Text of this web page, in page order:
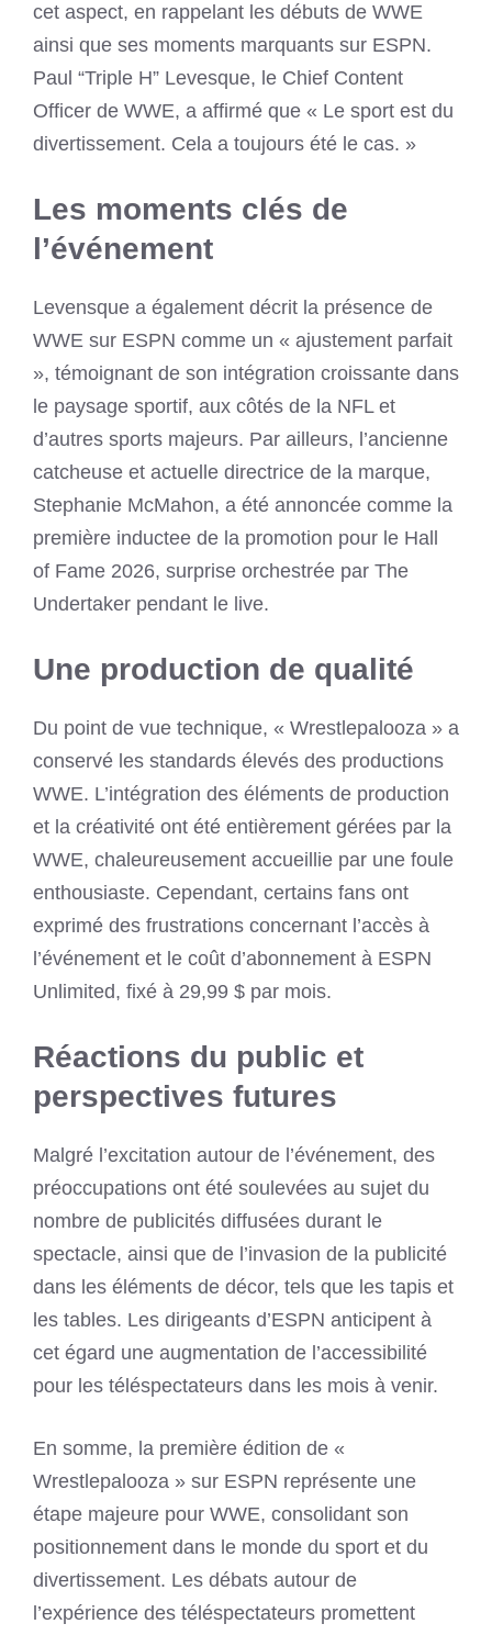
cet aspect, en rappelant les débuts de WWE
ainsi que ses moments marquants sur ESPN.
Paul “Triple H” Levesque, le Chief Content
Officer de WWE, a affirmé que « Le sport est du
divertissement. Cela a toujours été le cas. »
Les moments clés de
l’événement
Levensque a également décrit la présence de
WWE sur ESPN comme un « ajustement parfait
», témoignant de son intégration croissante dans
le paysage sportif, aux côtés de la NFL et
d’autres sports majeurs. Par ailleurs, l’ancienne
catcheuse et actuelle directrice de la marque,
Stephanie McMahon, a été annoncée comme la
première inductee de la promotion pour le Hall
of Fame 2026, surprise orchestrée par The
Undertaker pendant le live.
Une production de qualité
Du point de vue technique, « Wrestlepalooza » a
conservé les standards élevés des productions
WWE. L’intégration des éléments de production
et la créativité ont été entièrement gérées par la
WWE, chaleureusement accueillie par une foule
enthousiaste. Cependant, certains fans ont
exprimé des frustrations concernant l’accès à
l’événement et le coût d’abonnement à ESPN
Unlimited, fixé à 29,99 $ par mois.
Réactions du public et
perspectives futures
Malgré l’excitation autour de l’événement, des
préoccupations ont été soulevées au sujet du
nombre de publicités diffusées durant le
spectacle, ainsi que de l’invasion de la publicité
dans les éléments de décor, tels que les tapis et
les tables. Les dirigeants d’ESPN anticipent à
cet égard une augmentation de l’accessibilité
pour les téléspectateurs dans les mois à venir.
En somme, la première édition de «
Wrestlepalooza » sur ESPN représente une
étape majeure pour WWE, consolidant son
positionnement dans le monde du sport et du
divertissement. Les débats autour de
l’expérience des téléspectateurs promettent